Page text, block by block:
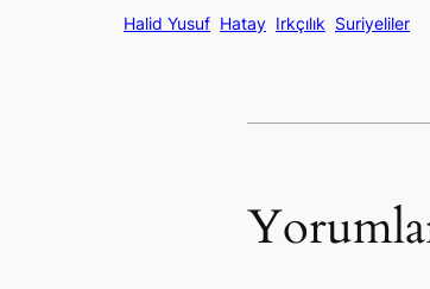
Halid Yusuf Hatay Irkçılık Suriyeliler